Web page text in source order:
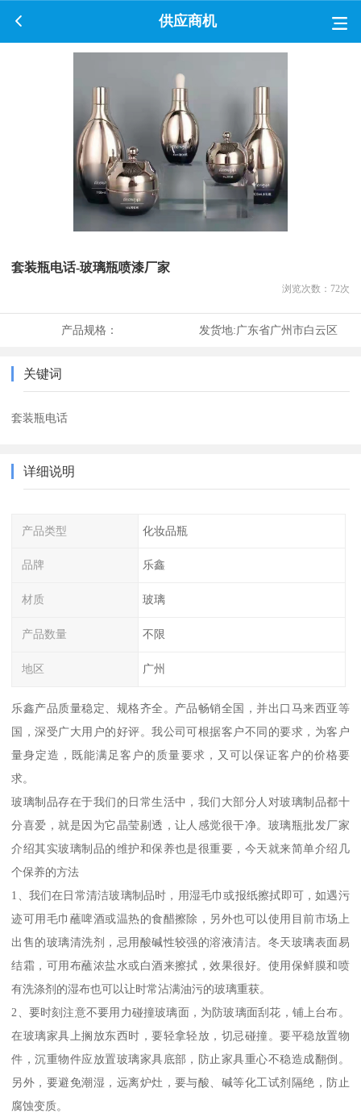
供应商机
套装瓶电话-玻璃瓶喷漆厂家
浏览次数： 72次
产品规格： 发货地:广东省广州市白云区
关键词
套装瓶电话
详细说明
产品类型 化妆品瓶
品牌 乐鑫
材质 玻璃
产品数量 不限
地区 广州
乐鑫产品质量稳定、规格齐全。产品畅销全国，并出口马来西亚等
国，深受广大用户的好评。我公司可根据客户不同的要求，为客户
量身定造，既能满足客户的质量要求，又可以保证客户的价格要
求。
玻璃制品存在于我们的日常生活中，我们大部分人对玻璃制品都十
分喜爱，就是因为它晶莹剔透，让人感觉很干净。玻璃瓶批发厂家
介绍其实玻璃制品的维护和保养也是很重要，今天就来简单介绍几
个保养的方法
1、我们在日常清洁玻璃制品时，用湿毛巾或报纸擦拭即可，如遇污
迹可用毛巾蘸啤酒或温热的食醋擦除，另外也可以使用目前市场上
出售的玻璃清洗剂，忌用酸碱性较强的溶液清洁。冬天玻璃表面易
结霜，可用布蘸浓盐水或白酒来擦拭，效果很好。使用保鲜膜和喷
有洗涤剂的湿布也可以让时常沾满油污的玻璃重获。
2、要时刻注意不要用力碰撞玻璃面，为防玻璃面刮花，铺上台布。
在玻璃家具上搁放东西时，要轻拿轻放，切忌碰撞。要平稳放置物
件，沉重物件应放置玻璃家具底部，防止家具重心不稳造成翻倒。
另外，要避免潮湿，远离炉灶，要与酸、碱等化工试剂隔绝，防止
腐蚀变质。